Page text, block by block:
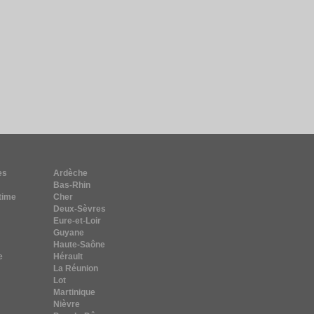
Ardèche
Bas-Rhin
Cher
Deux-Sèvres
Eure-et-Loir
Guyane
Haute-Saône
Hérault
La Réunion
Lot
Martinique
Nièvre